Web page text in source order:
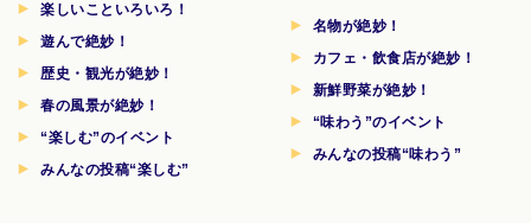
楽しいこといろいろ！
遊んで絶妙！
歴史・観光が絶妙！
春の風景が絶妙！
“楽しむ”のイベント
みんなの投稿“楽しむ”
名物が絶妙！
カフェ・飲食店が絶妙！
新鮮野菜が絶妙！
“味わう”のイベント
みんなの投稿“味わう”